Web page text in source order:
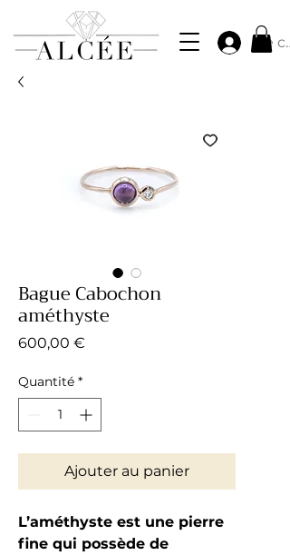
Se
Bague Cabochon
améthyste
600,00 €
Quantité *
Ajouter au panier
L’améthyste est une pierre
fine qui possède de